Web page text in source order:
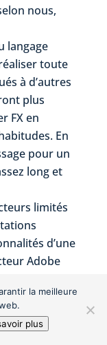
nous,
langage
toute
à d’autres
plus
FX en
En
pour un
long et
limités
d’une
Adobe
les
BDD
stocker ses
la meilleure
plus